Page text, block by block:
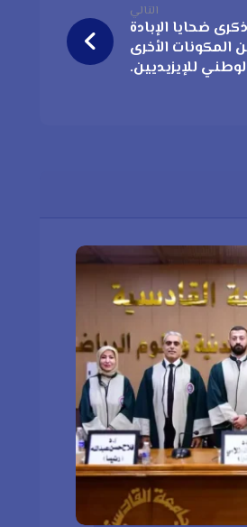
التالي
ضحايا الإبادة
المكونات الأخرى
للإيزيديين.